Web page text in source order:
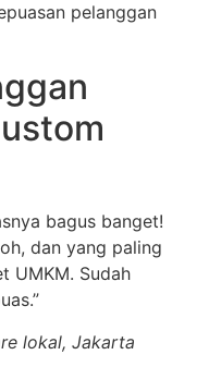
pelanggan
bagus banget!
dan yang paling
UMKM. Sudah
lokal, Jakarta